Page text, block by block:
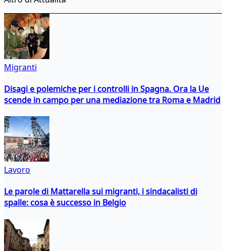
Migranti
Disagi e polemiche per i controlli in Spagna. Ora la Ue
scende in campo per una mediazione tra Roma e Madrid
Lavoro
Le parole di Mattarella sui migranti, i sindacalisti di
spalle: cosa è successo in Belgio